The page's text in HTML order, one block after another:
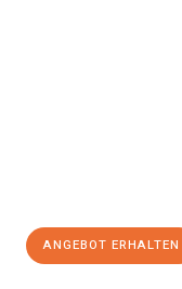
ANGEBOT ERHALTEN